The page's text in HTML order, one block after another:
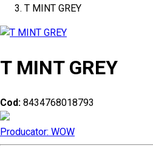
T MINT GREY
T MINT GREY
Cod: 8434768018793
Producator: WOW